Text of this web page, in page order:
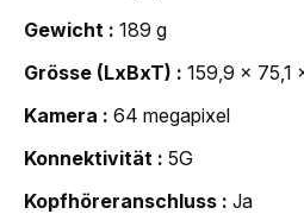
Gewicht
189 g
Grösse (LxBxT)
159,9 x 75,1
Kamera
64 megapixel
Konnektivität
5G
Kopfhöreranschluss
Ja